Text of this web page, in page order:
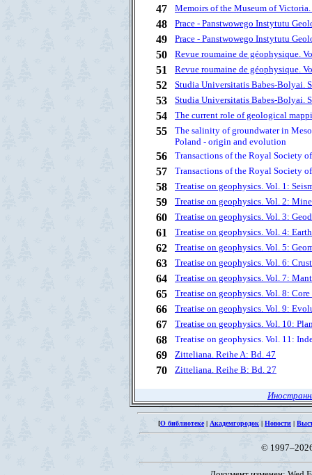
47 Memoirs of the Museum of
48 Prace - Panstwowego Instytutu
49 Prace - Panstwowego Instytutu
50 Revue roumaine de géophysique.
51 Revue roumaine de géophysique.
52 Studia Universitatis Babes-Bolyai.
53 Studia Universitatis Babes-Bolyai.
54 The current role of geological
55
The salinity of groundwater in
Poland - origin and evolution
56 Transactions of the Royal Society
57 Transactions of the Royal Society
58 Treatise on geophysics. Vol. 1:
59 Treatise on geophysics. Vol. 2:
60 Treatise on geophysics. Vol. 3:
61 Treatise on geophysics. Vol. 4:
62 Treatise on geophysics. Vol. 5:
63 Treatise on geophysics. Vol. 6:
64 Treatise on geophysics. Vol. 7:
65 Treatise on geophysics. Vol. 8:
66 Treatise on geophysics. Vol. 9:
67 Treatise on geophysics. Vol. 10:
68 Treatise on geophysics. Vol. 11:
69 Zitteliana. Reihe A: Bd. 47
70 Zitteliana. Reihe B: Bd. 27
[О библиотеке| Академгородок | Новости |
©